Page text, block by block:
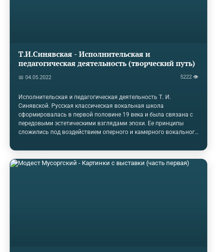
Т.И.Синявская - Исполнительская и
педагогическая деятельность (творческий путь)
📅 04.05.2022 5222 👁
Исполнительская и педагогическая деятельность Т. И.
Синявской. Русская классическая вокальная школа
сформировалась в первой половине 19 века и была связана с
передовыми эстетическими взглядами эпохи. Ее принципы
сложились под воздействием оперного и камерного вокального
Мусоргского, Бородина, Чайковского, Римского-Корсакова.
Вместе с тем русская вокальная школа вобрала в себя и
лучшие достижения мирового вокального искусства (в